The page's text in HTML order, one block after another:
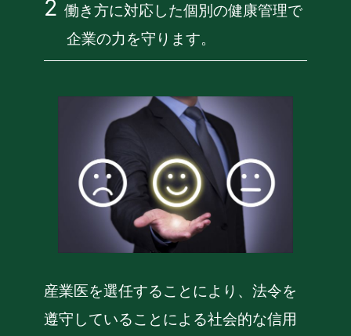
働き方に対応した個別の健康管理で
企業の力を守ります。
産業医を選任することにより、法令を
遵守していることによる社会的な信用